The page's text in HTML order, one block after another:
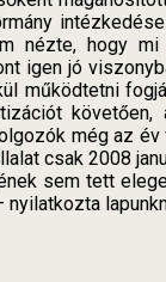
nézte, hogy
igen jó
működtetni
még az
csak 2008
sem tett